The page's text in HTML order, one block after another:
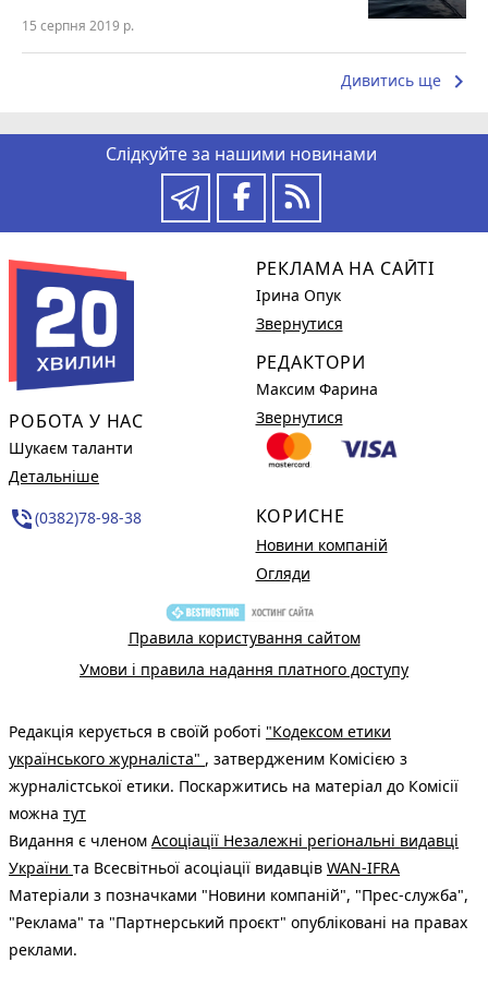
15 серпня 2019 р.
Дивитись ще keyboard_arrow_right
Слідкуйте за нашими новинами
РОБОТА У НАС
Шукаєм таланти
Детальніше
phone_in_talk(0382)78-98-38
РЕКЛАМА НА САЙТІ
Ірина Опук
Звернутися
РЕДАКТОРИ
Максим Фарина
Звернутися
КОРИСНЕ
Новини компаній
Огляди
Правила користування сайтом
Умови і правила надання платного доступу
Редакція керується в своїй роботі "Кодексом етики
українського журналіста" , затвердженим Комісією з
журналістської етики. Поскаржитись на матеріал до Комісії
можна тут
Видання є членом Асоціації Незалежні регіональні видавці
України та Всесвітньої асоціації видавців WAN-IFRA
Матеріали з позначками "Новини компаній", "Прес-служба",
"Реклама" та "Партнерський проєкт" опубліковані на правах
реклами.